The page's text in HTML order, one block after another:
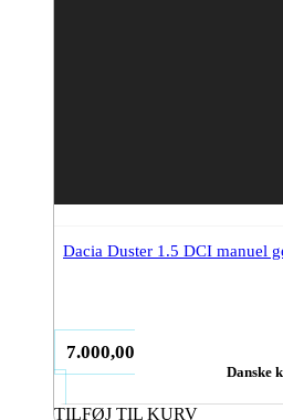
Dacia Duster 1.5 DCI manuel
7.000,00
Danske
TILFØJ TIL KURV